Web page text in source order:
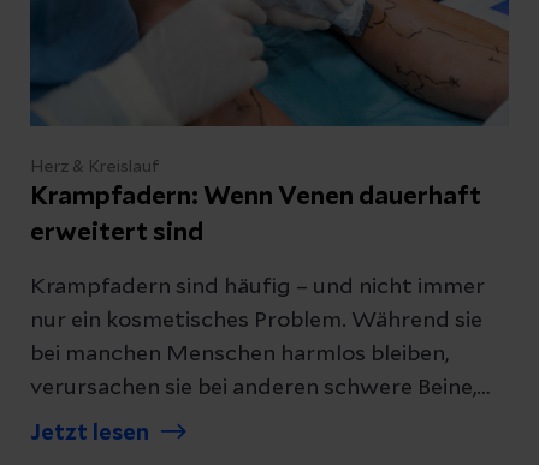
Herz & Kreislauf
Krampfadern: Wenn Venen dauerhaft
erweitert sind
Krampfadern sind häufig – und nicht immer
nur ein kosmetisches Problem. Während sie
bei manchen Menschen harmlos bleiben,
verursachen sie bei anderen schwere Beine,
Schwellungen, Juckreiz oder
Jetzt lesen